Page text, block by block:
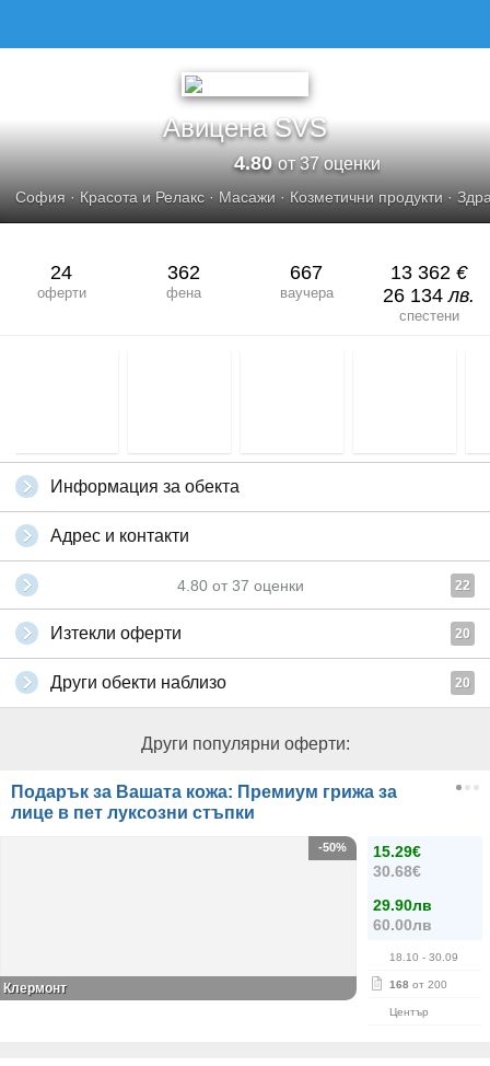
Авицена SVS
4.80от 37 оценки
София · Красота и Релакс · Масажи · Козметични продукти ·
24
оферти
362
фена
667
ваучера
13 362 €
26 134лв.
спестени
Информация за обекта
Адрес и контакти
4.80 от 37 оценки 22
Изтекли оферти 20
Други обекти наблизо 20
Други популярни оферти:
Подарък за Вашата кожа: Премиум грижа за
лице в пет луксозни стъпки
15.29€
30.68€
29.90лв
60.00лв
18.10 - 30.09
168 от 200
Център
-50%
Клермонт